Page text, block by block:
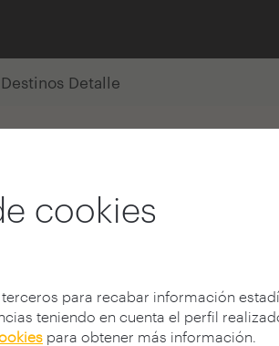
cookies
para recabar información
teniendo en cuenta el perfil
para obtener más información.
Destinos Detalle
- CAM